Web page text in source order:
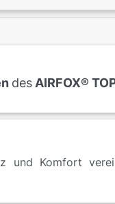
des AIRFOX®
und Komfort